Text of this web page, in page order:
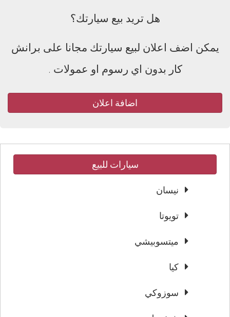
هل تريد بيع سيارتك؟
يمكن اضف اعلان لبيع سيارتك مجانا على برانش
كار بدون اي رسوم او عمولات .
اضافة اعلان
سيارات للبيع
نيسان
تويوتا
ميتسوبيشي
كيا
سوزوكي